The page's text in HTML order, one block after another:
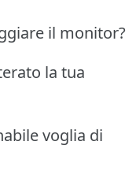
il monitor?
la tua
voglia di